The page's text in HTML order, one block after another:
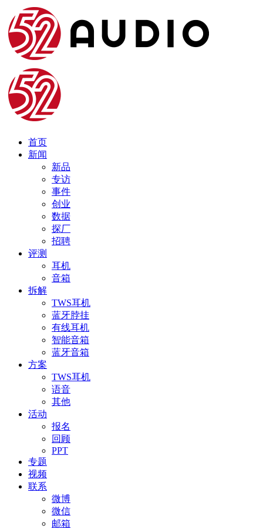
首页
新闻
新品
专访
事件
创业
数据
探厂
招聘
评测
耳机
音箱
拆解
TWS耳机
蓝牙脖挂
有线耳机
智能音箱
蓝牙音箱
方案
TWS耳机
语音
其他
活动
报名
回顾
PPT
专题
视频
联系
微博
微信
邮箱